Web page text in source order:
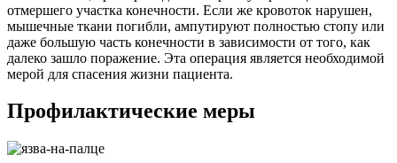
отмершего участка конечности. Если же кровоток нарушен,
мышечные ткани погибли, ампутируют полностью стопу или
даже большую часть конечности в зависимости от того, как
далеко зашло поражение. Эта операция является необходимой
мерой для спасения жизни пациента.
Профилактические меры